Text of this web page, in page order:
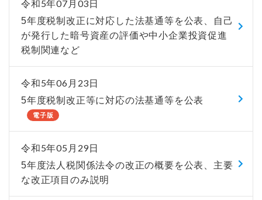
令和5年07月03日
5年度税制改正に対応した法基通等を公表、自己
が発行した暗号資産の評価や中小企業投資促進
税制関連など
令和5年06月23日
5年度税制改正等に対応の法基通等を公表
電子版
令和5年05月29日
5年度法人税関係法令の改正の概要を公表、主要
な改正項目のみ説明